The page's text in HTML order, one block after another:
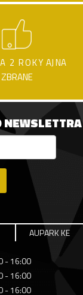
2 ROKY AJ NA
ZBRANE
NEWSLETTRA
AUPARK KE
- 16:00
- 16:00
- 16:00